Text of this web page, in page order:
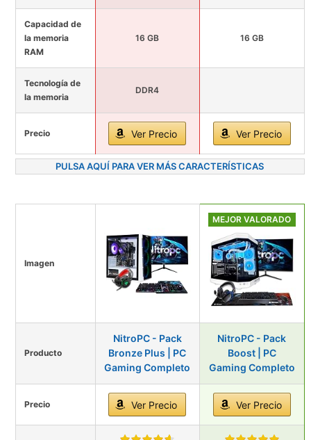
Capacidad de
la memoria
RAM
16 GB 16 GB
Tecnología de
la memoria
DDR4
Precio Ver Precio Ver Precio
PULSA AQUÍ PARA VER MÁS CARACTERÍSTICAS
Imagen
MEJOR VALORADO
Producto
NitroPC - Pack
Bronze Plus | PC
Gaming Completo
NitroPC - Pack
Boost | PC
Gaming Completo
Precio Ver Precio Ver Precio